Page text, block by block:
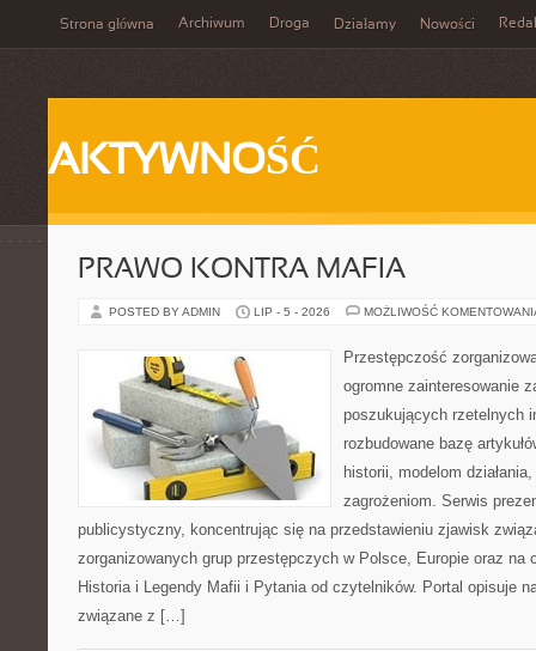
Strona główna Archiwum Droga Działamy Nowości
AKTYWNOŚĆ
PRAWO KONTRA MAFIA
POSTED BY ADMIN LIP - 5 - 2026 MOŻLIWOŚĆ
Przestępczość
ogromne zainteresowanie
poszukujących rzetelnych
rozbudowane bazę
historii, modelom
zagrożeniom. Serwis
publicystyczny, koncentrując się na przedstawieniu zjawisk
zorganizowanych grup przestępczych w Polsce, Europie oraz na
Historia i Legendy Mafii i Pytania od czytelników. Portal opisuje
związane z […]